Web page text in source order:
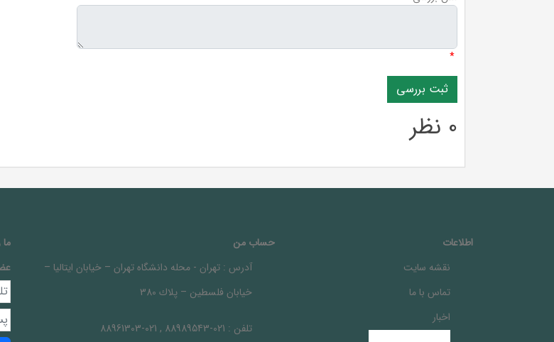
*
0 نظر
اطلاعات
نقشه سایت
تماس با ما
اخبار
حساب من
آدرس : تهران - محله دانشگاه تهران – خيابان ايتاليا –
خيابان فلسطين – پلاك 380
تلفن : 021-88989543 , 021-88961303
ما